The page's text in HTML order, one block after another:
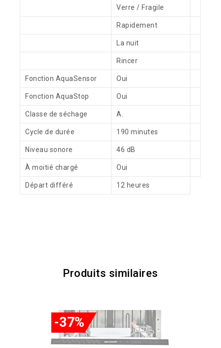
Verre / Fragile
Rapidement
La nuit
Rincer
Fonction AquaSensor Oui
Fonction AquaStop Oui
Classe de séchage A.
Cycle de durée 190 minutes
Niveau sonore 46 dB
À moitié chargé Oui
Départ différé 12 heures
Produits similaires
-37%